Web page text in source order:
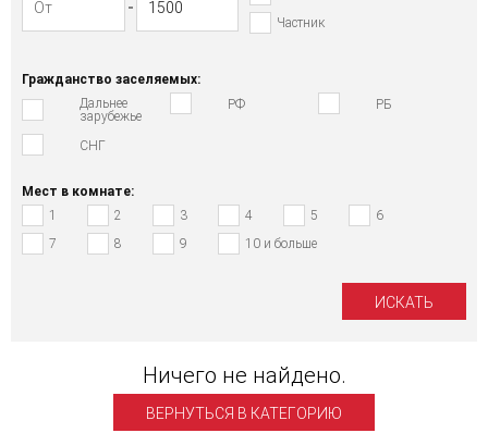
Частник
Гражданство заселяемых:
Дальнее
зарубежье
РФ РБ
СНГ
Мест в комнате:
1
2 3 4 5
6
7
8 9 10 и больше
Ничего не найдено.
ВЕРНУТЬСЯ В КАТЕГОРИЮ